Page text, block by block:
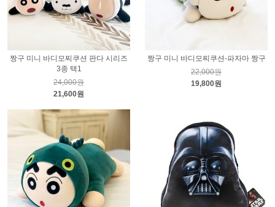
짱구 미니 바디모찌쿠션 판다 시리즈
3종 택1
24,000원
21,600원
짱구 미니 바디모찌쿠션-파자마 짱구
22,000원
19,800원